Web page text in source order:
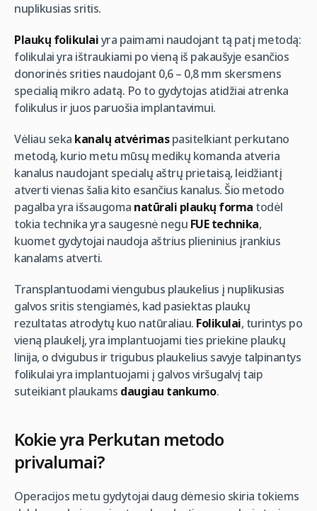
nuplikusias sritis.
Plaukų folikulaiyra paimami naudojant tą patį metodą:
folikulai yra ištraukiami po vieną iš pakaušyje esančios
donorinės srities naudojant 0,6 – 0,8 mm skersmens
specialią mikro adatą. Po to gydytojas atidžiai atrenka
folikulus ir juos paruošia implantavimui.
Vėliau seka kanalų atvėrimaspasitelkiant perkutano
metodą, kurio metu mūsų medikų komanda atveria
kanalus naudojant specialų aštrų prietaisą, leidžiantį
atverti vienas šalia kito esančius kanalus. Šio metodo
pagalba yra išsaugoma natūrali plaukų forma todėl
tokia technika yra saugesnė negu FUE technika,
kuomet gydytojai naudoja aštrius plieninius įrankius
kanalams atverti.
Transplantuodami viengubus plaukelius į nuplikusias
galvos sritis stengiamės, kad pasiektas plaukų
rezultatas atrodytų kuo natūraliau. Folikulai, turintys po
vieną plaukelį, yra implantuojami ties priekine plaukų
linija, o dvigubus ir trigubus plaukelius savyje talpinantys
folikulai yra implantuojami į galvos viršugalvį taip
suteikiant plaukams daugiau tankumo.
Kokie yra Perkutan metodo
privalumai?
Operacijos metu gydytojai daug dėmesio skiria tokiems